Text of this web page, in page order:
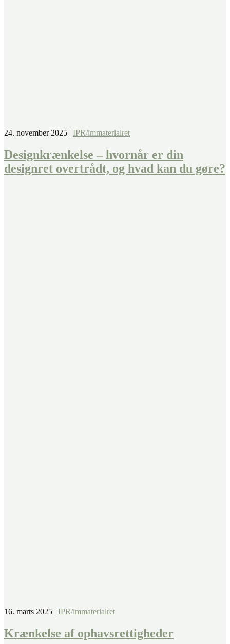
24. november 2025 | IPR/immaterialret
Designkrænkelse – hvornår er din
designret overtrådt, og hvad kan du gøre?
16. marts 2025 | IPR/immaterialret
Krænkelse af ophavsrettigheder